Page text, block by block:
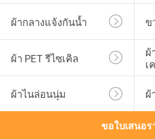
ผ้ากลางแจ้งกันน้ำ ข
ผ้า PET รีไซเคิล
ผ้
เ
ผ้าไนล่อนนุ่ม ผ้
ขอใบเสนอร